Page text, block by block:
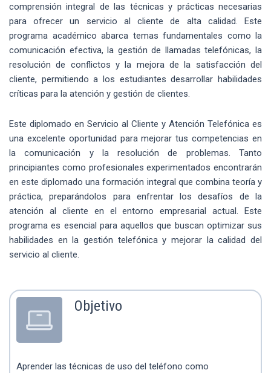
comprensión integral de las técnicas y prácticas necesarias
para ofrecer un servicio al cliente de alta calidad. Este
programa académico abarca temas fundamentales como la
comunicación efectiva, la gestión de llamadas telefónicas, la
resolución de conflictos y la mejora de la satisfacción del
cliente, permitiendo a los estudiantes desarrollar habilidades
críticas para la atención y gestión de clientes.
Este diplomado en Servicio al Cliente y Atención Telefónica es
una excelente oportunidad para mejorar tus competencias en
la comunicación y la resolución de problemas. Tanto
principiantes como profesionales experimentados encontrarán
en este diplomado una formación integral que combina teoría y
práctica, preparándolos para enfrentar los desafíos de la
atención al cliente en el entorno empresarial actual. Este
programa es esencial para aquellos que buscan optimizar sus
habilidades en la gestión telefónica y mejorar la calidad del
servicio al cliente.
Objetivo
Aprender las técnicas de uso del teléfono como